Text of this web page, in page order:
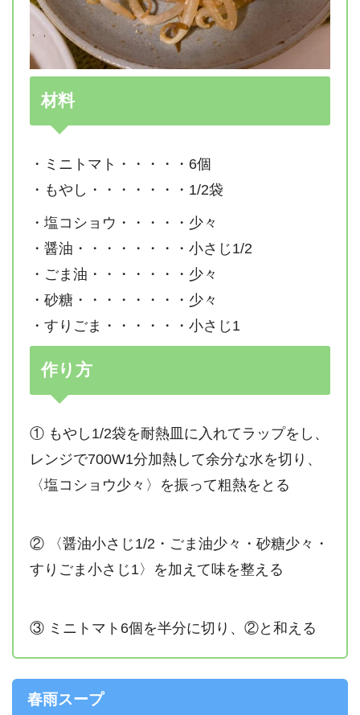
材料
・ミニトマト・・・・・6個
・もやし・・・・・・・1/2袋
・塩コショウ・・・・・少々
・醤油・・・・・・・・小さじ1/2
・ごま油・・・・・・・少々
・砂糖・・・・・・・・少々
・すりごま・・・・・・小さじ1
作り方
① もやし1/2袋を耐熱皿に入れてラップをし、
レンジで700W1分加熱して余分な水を切り、
〈塩コショウ少々〉を振って粗熱をとる
② 〈醤油小さじ1/2・ごま油少々・砂糖少々・
すりごま小さじ1〉を加えて味を整える
③ ミニトマト6個を半分に切り、②と和える
春雨スープ